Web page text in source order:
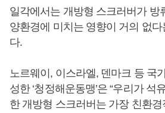
일각에서는 개방형 스크러버가 방
양환경에 미치는 영향이 거의 없
다.
노르웨이, 이스라엘, 덴마크 등 국
성한 ‘청정해운동맹’은 “우리가 석
한 개방형 스크러버는 가장 친환경